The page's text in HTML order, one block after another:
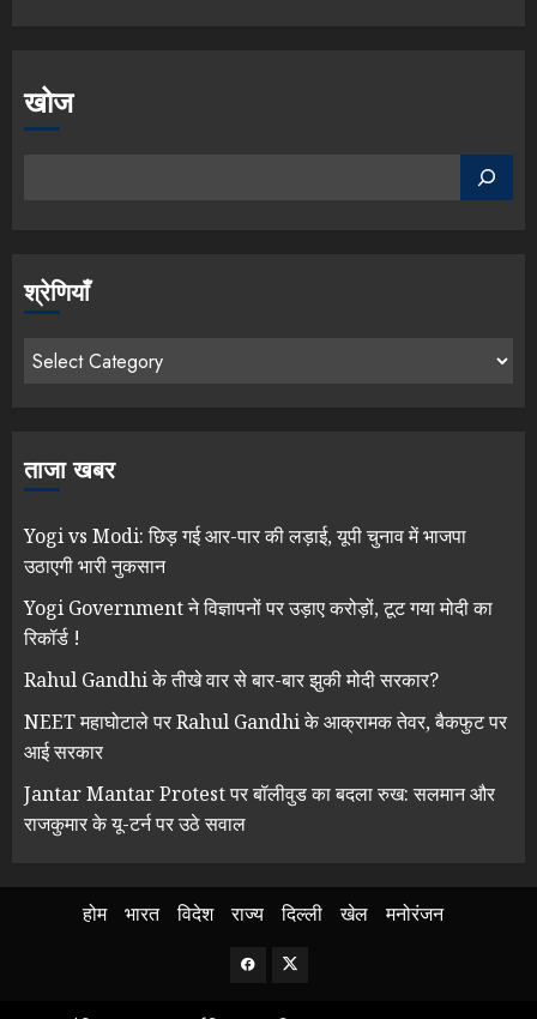
खोज
श्रेणियाँ
ताजा खबर
Yogi vs Modi: छिड़ गई आर-पार की लड़ाई, यूपी चुनाव में भाजपा
उठाएगी भारी नुकसान
Yogi Government ने विज्ञापनों पर उड़ाए करोड़ों, टूट गया मोदी का
रिकॉर्ड !
Rahul Gandhi के तीखे वार से बार-बार झुकी मोदी सरकार?
NEET महाघोटाले पर Rahul Gandhi के आक्रामक तेवर, बैकफुट पर
आई सरकार
Jantar Mantar Protest पर बॉलीवुड का बदला रुख: सलमान और
राजकुमार के यू-टर्न पर उठे सवाल
होम भारत विदेश राज्य दिल्ली खेल मनोरंजन
Facebook
Twitter